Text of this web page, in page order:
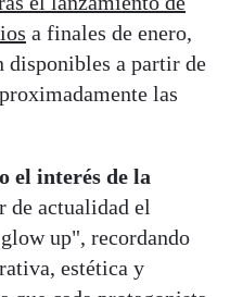
a finales de enero,
disponibles a partir de
las
el interés de la
de actualidad el
up", recordando
estética y